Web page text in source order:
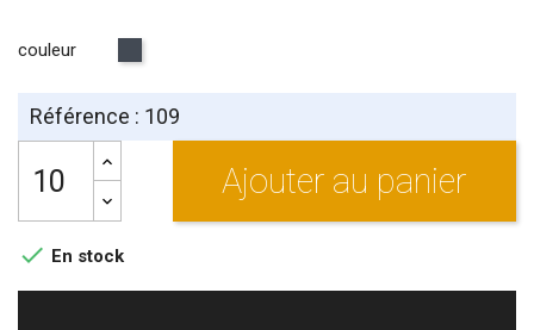
couleur
Référence : 109
Ajouter au panier
 En stock